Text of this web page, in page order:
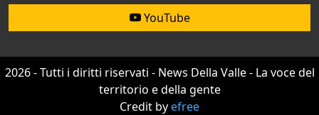
YouTube
2026 - Tutti i diritti riservati - News Della Valle - La voce del
territorio e della gente
Credit byefree